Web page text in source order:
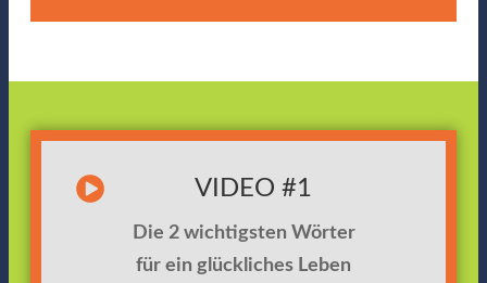
VIDEO #1
Die 2 wichtigsten Wörter
für ein glückliches Leben